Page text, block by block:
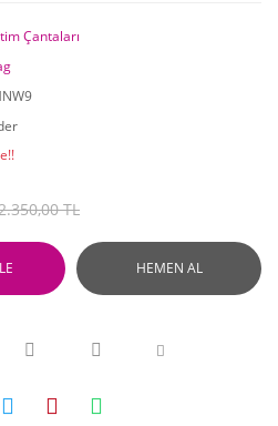
Çantaları
TL
HEMEN AL